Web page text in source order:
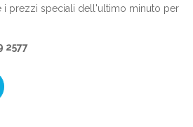
i prezzi speciali dell'ultimo minuto per
2577